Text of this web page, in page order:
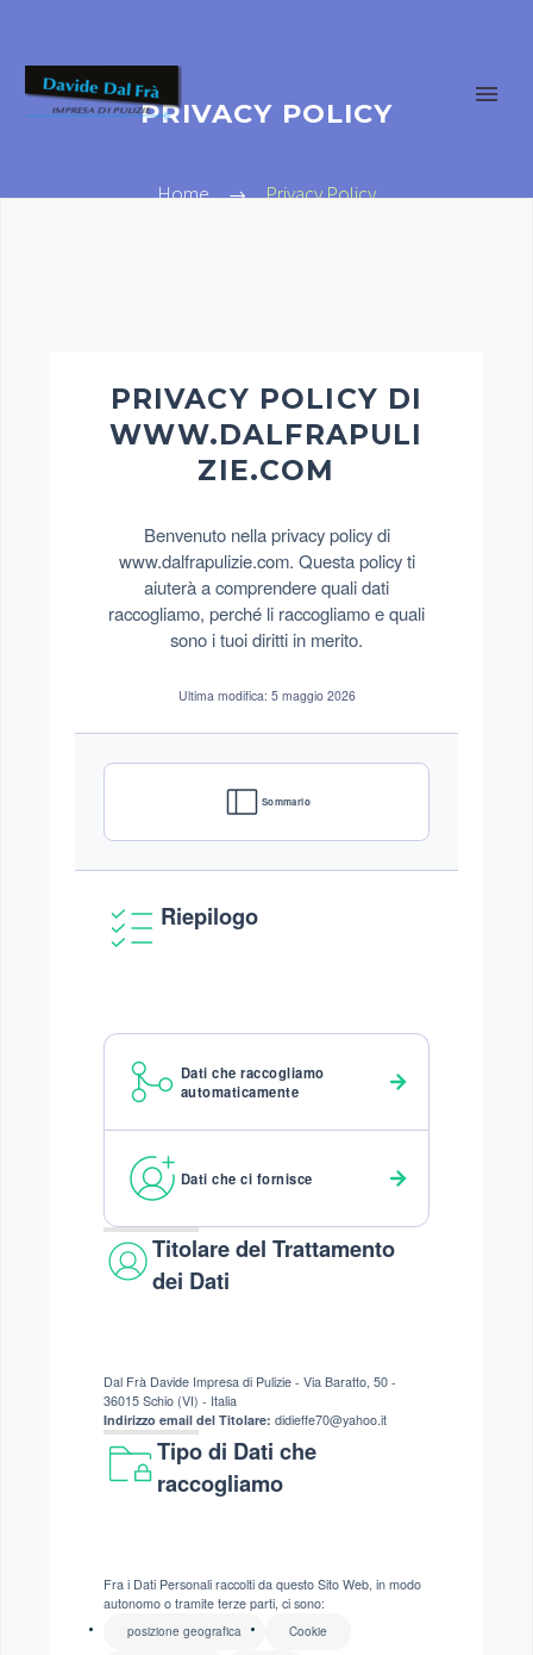
PRIVACY POLICY
Home Privacy Policy
PRIVACY POLICY DI
WWW.DALFRAPULI
ZIE.COM
Benvenuto nella privacy policy di
www.dalfrapulizie.com. Questa policy ti
aiuterà a comprendere quali dati
raccogliamo, perché li raccogliamo e quali
sono i tuoi diritti in merito.
Ultima modifica: 5 maggio 2026
Sommario
Riepilogo
Dati che raccogliamo
automaticamente
Dati che ci fornisce
Titolare del Trattamento
dei Dati
Dal Frà Davide Impresa di Pulizie - Via Baratto, 50 -
36015 Schio (VI) - Italia
Indirizzo email del Titolare: didieffe70@yahoo.it
Tipo di Dati che
raccogliamo
Fra i Dati Personali raccolti da questo Sito Web, in modo
autonomo o tramite terze parti, ci sono:
posizione geografica Cookie